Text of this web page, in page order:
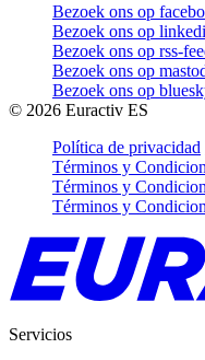
Bezoek ons op
Bezoek ons op
Bezoek ons op rss-
Bezoek ons op
Bezoek ons op
© 2026 Euractiv ES
Política de privacidad
Términos y
Términos y
Términos y
Servicios